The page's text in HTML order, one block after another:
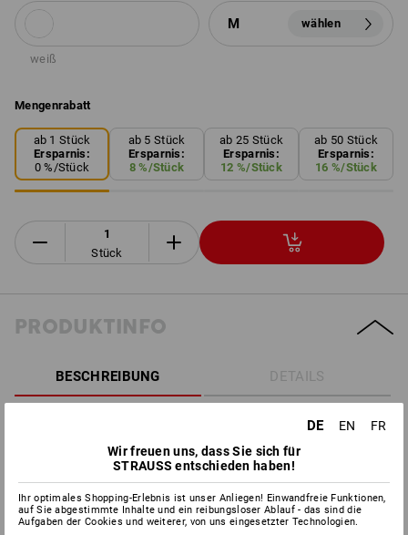
weiß
M wählen
Mengenrabatt
ab 1 Stück
Ersparnis:
0%/Stück
ab 5 Stück
Ersparnis:
8%/Stück
ab 25 Stück
Ersparnis:
12 %/Stück
ab 50 Stück
Ersparnis:
16 %/Stück
Stück
PRODUKTINFO
BESCHREIBUNG DETAILS
gegen flüssige Chemikalien -
flüssigkeitsdichten (Typ 3)
EN 14605:2005 + A1:2009 T4gegen flüssige Chemikalien -
Leistungsanforderungen an Chemikalienschutzanzüge mit
spraydichten (Typ 4)
EN ISO 13982-1:2004 + A1:2010 T5 Partikeldicht
DE EN
FR
Wir freuen uns, dass Sie sich für
STRAUSS entschieden haben!
Ihr optimales Shopping-Erlebnis ist unser Anliegen! Einwandfreie Funktionen,
auf Sie abgestimmte Inhalte und ein reibungsloser Ablauf - das sind die
Aufgaben der Cookies und weiterer, von uns eingesetzter Technologien.